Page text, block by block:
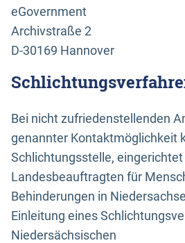
eGovernment
Archivstraße 2
D-30169 Hannover
Bei nicht zufriedenstellenden
genannter Kontaktmöglichkeit
Schlichtungsstelle, eingerichtet
Landesbeauftragten für
Behinderungen in
Einleitung eines
Niedersächsischen